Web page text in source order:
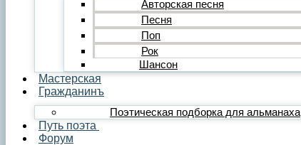
Авторская песня
Песня
Поп
Рок
Шансон
Мастерская
Гражданинъ
Поэтическая подборка для альманаха
Путь поэта
Форум
Лирика
Лирика любовная
Лирика гражданская
Лирика философская
Лирика религиозная
Лирика пейзажная
Твёрдые формы
Проза
Рассказ
Повесть